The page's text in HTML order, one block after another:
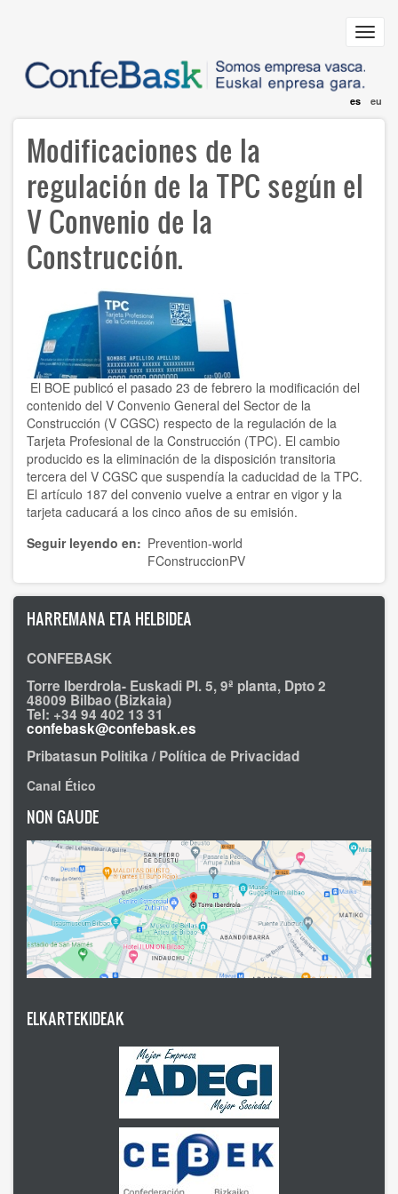
principal
es eu
Modificaciones de la
regulación de la TPC según el
V Convenio de la
Construcción.
El BOE publicó el pasado 23 de febrero la modificación del
contenido del V Convenio General del Sector de la
Construcción (V CGSC) respecto de la regulación de la
Tarjeta Profesional de la Construcción (TPC). El cambio
producido es la eliminación de la disposición transitoria
tercera del V CGSC que suspendía la caducidad de la TPC.
El artículo 187 del convenio vuelve a entrar en vigor y la
tarjeta caducará a los cinco años de su emisión.
Seguir leyendo en
Prevention-world
FConstruccionPV
HARREMANA ETA HELBIDEA
CONFEBASK
Torre Iberdrola- Euskadi Pl. 5, 9ª planta, Dpto 2
48009 Bilbao (Bizkaia)
Tel: +34 94 402 13 31
confebask@confebask.es
Pribatasun Politika / Política de Privacidad
Canal Ético
NON GAUDE
ELKARTEKIDEAK